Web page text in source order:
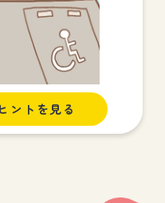
ヒントを見る